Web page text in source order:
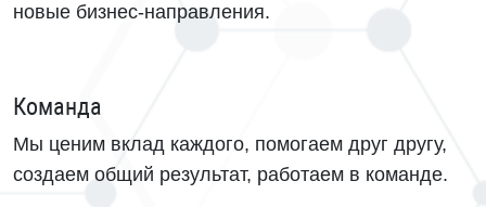
новые бизнес-направления.
Команда
Мы ценим вклад каждого, помогаем друг другу,
создаем общий результат, работаем в команде.